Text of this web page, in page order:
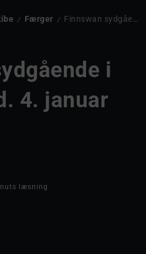
/ Færger / Finnswan sydgående i Storebælt d. 4. januar 2025
i
4. januar
læsning